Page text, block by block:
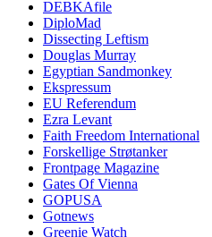
DEBKAfile
DiploMad
Dissecting Leftism
Douglas Murray
Egyptian Sandmonkey
Ekspressum
EU Referendum
Ezra Levant
Faith Freedom International
Forskellige Strøtanker
Frontpage Magazine
Gates Of Vienna
GOPUSA
Gotnews
Greenie Watch